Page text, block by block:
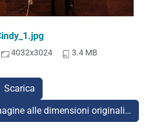
4032x3024 3.4 MB
Scarica
alle dimensioni originali…